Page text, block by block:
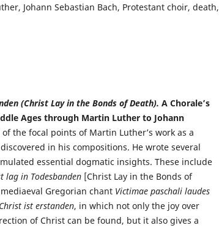
Johann Sebastian Bach, Protestant choir, death,
(Christ Lay in the Bonds of Death). A Chorale’s
Ages through Martin Luther to Johann
of the focal points of Martin Luther’s work as a
in his compositions. He wrote several
essential dogmatic insights. These include
lag in Todesbanden [Christ Lay in the Bonds of
Gregorian chant Victimae paschali laudes
Christ ist erstanden, in which not only the joy over
of Christ can be found, but it also gives a